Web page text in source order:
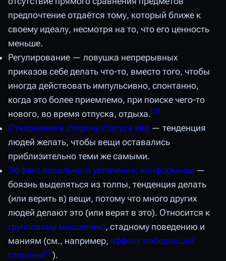
предпочтение отдаётся тому, который ближе к
своему идеалу, несмотря на то, что его ценность
меньше.
Регулирование — ловушка непрерывных
приказов себе делать что-то, вместо того, чтобы
иногда действовать импульсивно, спонтанно,
когда это более приемлемо, при поиске чего-то
нового, во время отпуска, отдыха.[3]
Отклонение в сторону статуса кво — тенденция
людей желать, чтобы вещи оставались
приблизительно теми же самыми.
Эффект повального увлечения, конформизм —
боязнь выделяться из толпы, тенденция делать
(или верить в) вещи, потому что много других
людей делают это (или верят в это). Относится к
групповому мышлению, стадному поведению и
маниям (см., например, эффект победившей
стороны[7]).